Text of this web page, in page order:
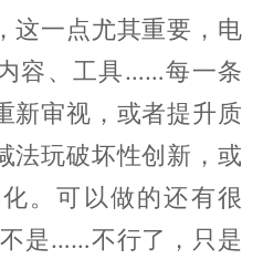
这一点尤其重要，电
容、工具……每一条
新审视，或者提升质
法玩破坏性创新，或
。可以做的还有很
是……不行了，只是